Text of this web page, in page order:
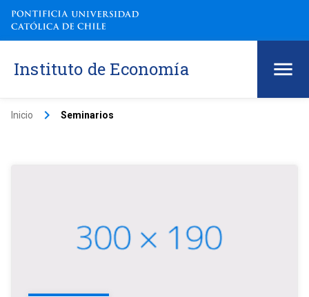
Instituto de Economía
Inicio keyboard_arrow_right Seminarios